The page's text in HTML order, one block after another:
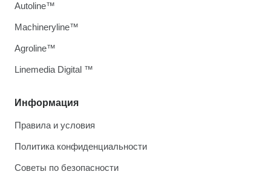
Информация
Правила и условия
Политика конфиденциальности
Советы по безопасности
Autoline™
Machineryline™
Agroline™
Linemedia Digital ™